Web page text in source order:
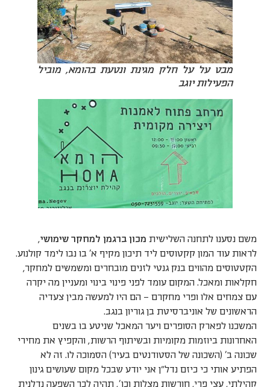
מבט על על חלק מגינת ונטעת בהומא, מוביל
הפעילות יוגב
משם נסענו לתחנה השלישית מכון ברגמן למחקר שימושי,
לראות עוד המון קקטוסים ליד תיכון מקיף א' בו נבו לימד קולנוע.
הקטטוסים מהווים בנק גנטי לזנים מובחרים ומשמשים למחקר,
חקלאות ומאכל. המקום עומד לפני פינוי בינוי ומעניין מה יקרה
עם צמחים אלו ופרי מחקרם – הם היו למעשה מבין צעדיה
הראשונים של אוניברסיטת בן גוריון בנגב.
המשכנו לפארק הסופרים ויער המאכל שניטע בו בשנים
האחרונות ביוזמות מקומיות ובשיתוף הרשות, והקפיץ את מחירי
שכונה ב' (השכונה של הסטודנטים בעיר) הסמוכה לו. זה לא
הפתיע אותי כי כיזם נדל״ן אני יודע שבכל מקום שעושים גינון
קהילתי, עצי פרי, חורשות מצלות וכו', תהיה לכך השפעה נדלנית